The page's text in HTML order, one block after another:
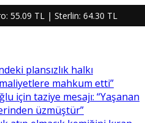
55.09 TL| Sterlin: 64.30 TL
plansızlık halkı
mahkum etti”
için taziye mesajı: “Yaşanan
üzmüştür”